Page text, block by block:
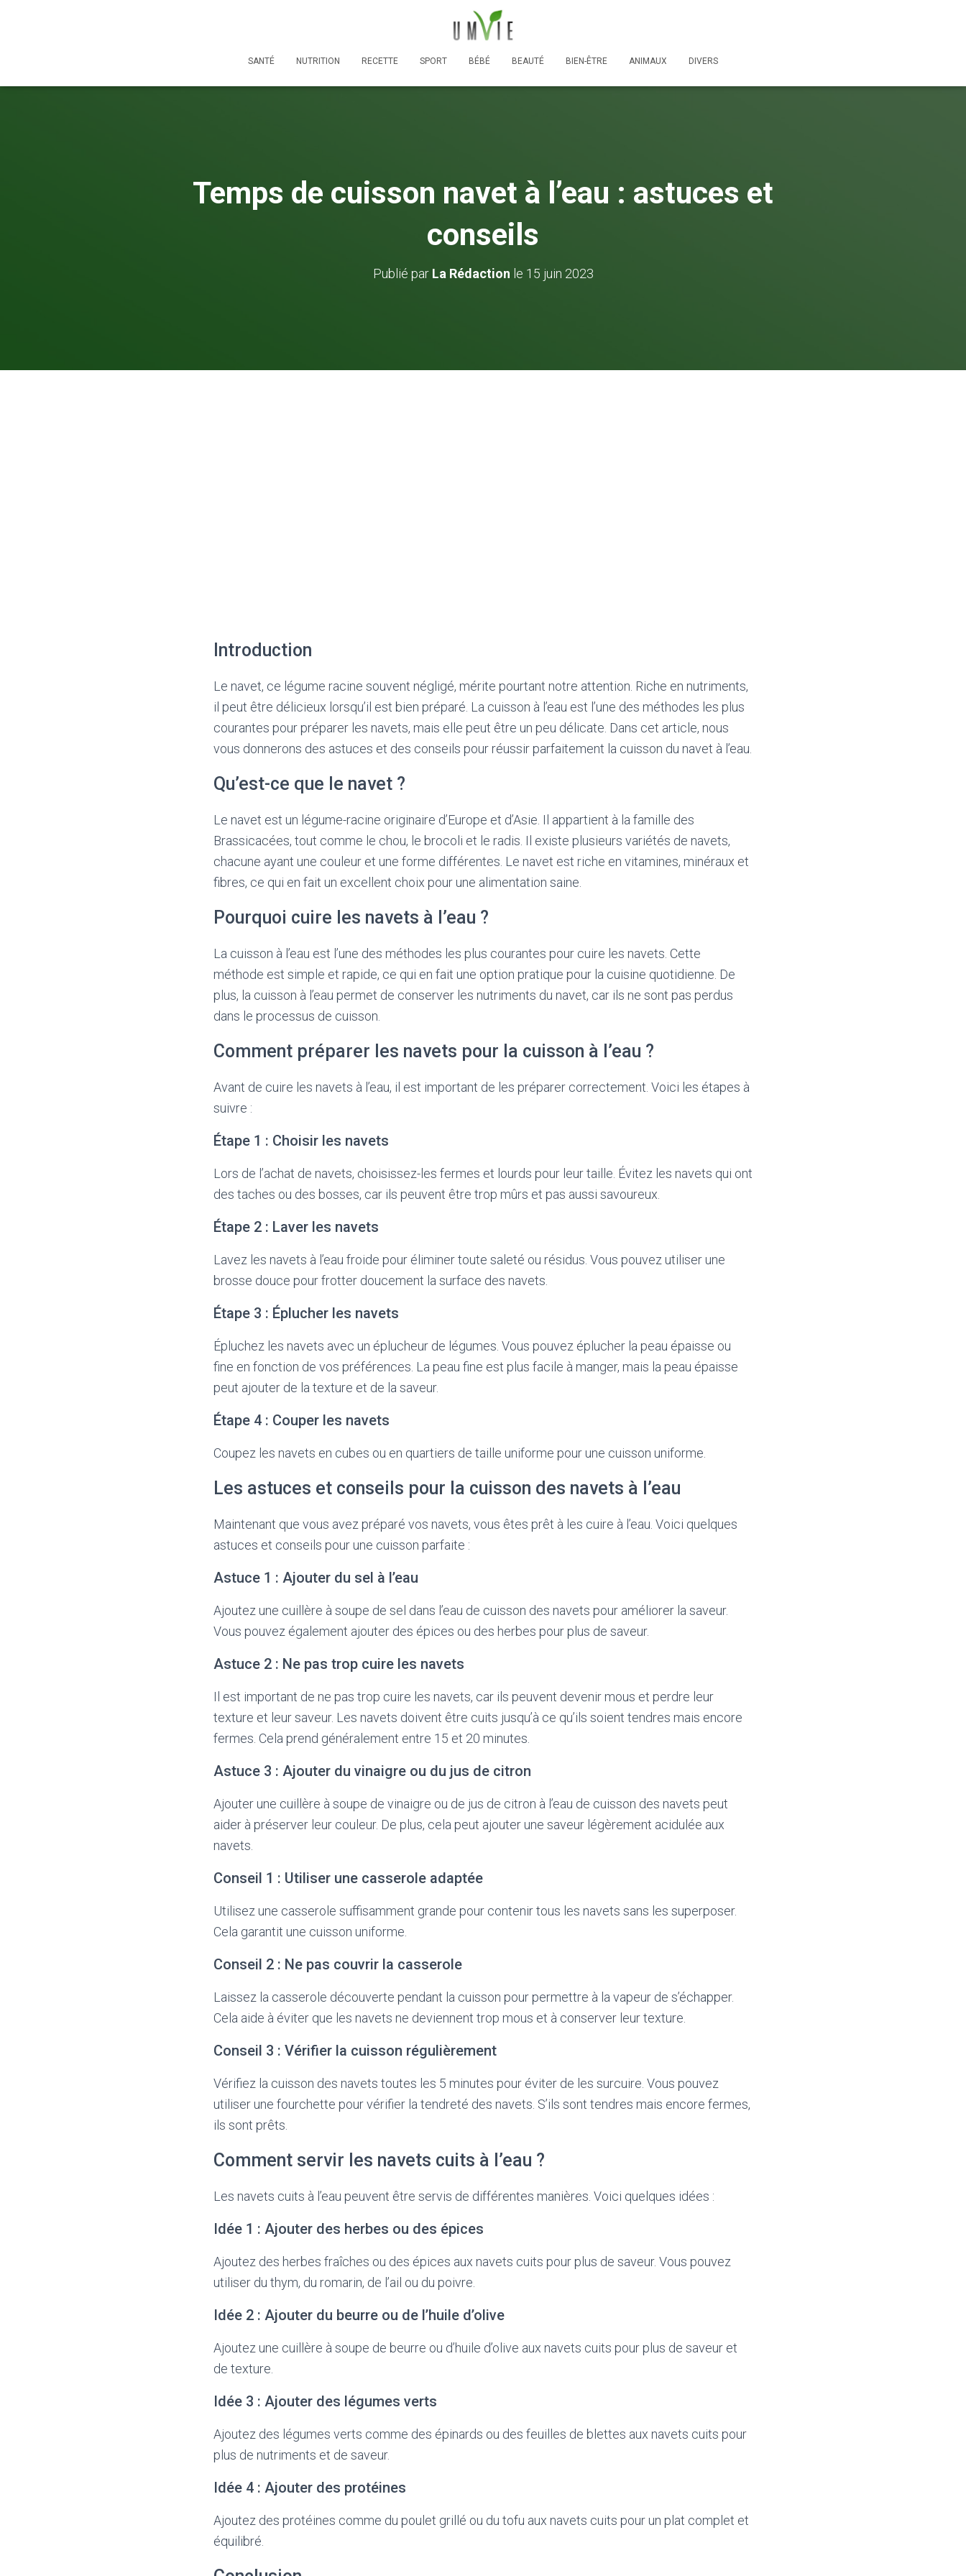
SANTÉ NUTRITION RECETTE SPORT BÉBÉ BEAUTÉ BIEN-ÊTRE ANIMAUX DIVERS
Temps de cuisson navet à l’eau : astuces et
conseils
Publié par La Rédaction le 15 juin 2023
Introduction
Le navet, ce légume racine souvent négligé, mérite pourtant notre attention. Riche en nutriments,
il peut être délicieux lorsqu’il est bien préparé. La cuisson à l’eau est l’une des méthodes les plus
courantes pour préparer les navets, mais elle peut être un peu délicate. Dans cet article, nous
vous donnerons des astuces et des conseils pour réussir parfaitement la cuisson du navet à l’eau.
Qu’est-ce que le navet ?
Le navet est un légume-racine originaire d’Europe et d’Asie. Il appartient à la famille des
Brassicacées, tout comme le chou, le brocoli et le radis. Il existe plusieurs variétés de navets,
chacune ayant une couleur et une forme différentes. Le navet est riche en vitamines, minéraux et
fibres, ce qui en fait un excellent choix pour une alimentation saine.
Pourquoi cuire les navets à l’eau ?
La cuisson à l’eau est l’une des méthodes les plus courantes pour cuire les navets. Cette
méthode est simple et rapide, ce qui en fait une option pratique pour la cuisine quotidienne. De
plus, la cuisson à l’eau permet de conserver les nutriments du navet, car ils ne sont pas perdus
dans le processus de cuisson.
Comment préparer les navets pour la cuisson à l’eau ?
Avant de cuire les navets à l’eau, il est important de les préparer correctement. Voici les étapes à
suivre :
Étape 1 : Choisir les navets
Lors de l’achat de navets, choisissez-les fermes et lourds pour leur taille. Évitez les navets qui ont
des taches ou des bosses, car ils peuvent être trop mûrs et pas aussi savoureux.
Étape 2 : Laver les navets
Lavez les navets à l’eau froide pour éliminer toute saleté ou résidus. Vous pouvez utiliser une
brosse douce pour frotter doucement la surface des navets.
Étape 3 : Éplucher les navets
Épluchez les navets avec un éplucheur de légumes. Vous pouvez éplucher la peau épaisse ou
fine en fonction de vos préférences. La peau fine est plus facile à manger, mais la peau épaisse
peut ajouter de la texture et de la saveur.
Étape 4 : Couper les navets
Coupez les navets en cubes ou en quartiers de taille uniforme pour une cuisson uniforme.
Les astuces et conseils pour la cuisson des navets à l’eau
Maintenant que vous avez préparé vos navets, vous êtes prêt à les cuire à l’eau. Voici quelques
astuces et conseils pour une cuisson parfaite :
Astuce 1 : Ajouter du sel à l’eau
Ajoutez une cuillère à soupe de sel dans l’eau de cuisson des navets pour améliorer la saveur.
Vous pouvez également ajouter des épices ou des herbes pour plus de saveur.
Astuce 2 : Ne pas trop cuire les navets
Il est important de ne pas trop cuire les navets, car ils peuvent devenir mous et perdre leur
texture et leur saveur. Les navets doivent être cuits jusqu’à ce qu’ils soient tendres mais encore
fermes. Cela prend généralement entre 15 et 20 minutes.
Astuce 3 : Ajouter du vinaigre ou du jus de citron
Ajouter une cuillère à soupe de vinaigre ou de jus de citron à l’eau de cuisson des navets peut
aider à préserver leur couleur. De plus, cela peut ajouter une saveur légèrement acidulée aux
navets.
Conseil 1 : Utiliser une casserole adaptée
Utilisez une casserole suffisamment grande pour contenir tous les navets sans les superposer.
Cela garantit une cuisson uniforme.
Conseil 2 : Ne pas couvrir la casserole
Laissez la casserole découverte pendant la cuisson pour permettre à la vapeur de s’échapper.
Cela aide à éviter que les navets ne deviennent trop mous et à conserver leur texture.
Conseil 3 : Vérifier la cuisson régulièrement
Vérifiez la cuisson des navets toutes les 5 minutes pour éviter de les surcuire. Vous pouvez
utiliser une fourchette pour vérifier la tendreté des navets. S’ils sont tendres mais encore fermes,
ils sont prêts.
Comment servir les navets cuits à l’eau ?
Les navets cuits à l’eau peuvent être servis de différentes manières. Voici quelques idées :
Idée 1 : Ajouter des herbes ou des épices
Ajoutez des herbes fraîches ou des épices aux navets cuits pour plus de saveur. Vous pouvez
utiliser du thym, du romarin, de l’ail ou du poivre.
Idée 2 : Ajouter du beurre ou de l’huile d’olive
Ajoutez une cuillère à soupe de beurre ou d’huile d’olive aux navets cuits pour plus de saveur et
de texture.
Idée 3 : Ajouter des légumes verts
Ajoutez des légumes verts comme des épinards ou des feuilles de blettes aux navets cuits pour
plus de nutriments et de saveur.
Idée 4 : Ajouter des protéines
Ajoutez des protéines comme du poulet grillé ou du tofu aux navets cuits pour un plat complet et
équilibré.